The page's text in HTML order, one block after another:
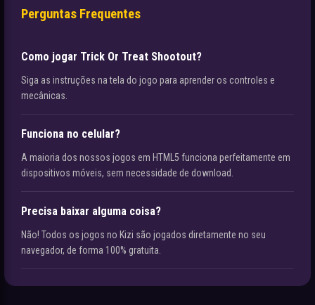
Perguntas Frequentes
Como jogar Trick Or Treat Shootout?
Siga as instruções na tela do jogo para aprender os controles e
mecânicas.
Funciona no celular?
A maioria dos nossos jogos em HTML5 funciona perfeitamente em
dispositivos móveis, sem necessidade de download.
Precisa baixar alguma coisa?
Não! Todos os jogos no Kizi são jogados diretamente no seu
navegador, de forma 100% gratuita.